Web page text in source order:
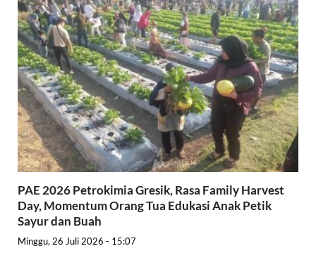
PAE 2026 Petrokimia Gresik, Rasa Family Harvest
Day, Momentum Orang Tua Edukasi Anak Petik
Sayur dan Buah
Minggu, 26 Juli 2026 - 15:07